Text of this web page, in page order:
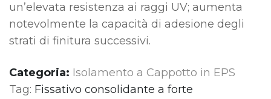
un’elevata resistenza ai raggi UV; aumenta
notevolmente la capacità di adesione degli
strati di finitura successivi.
Categoria: Isolamento a Cappotto in EPS
Tag: Fissativo consolidante a forte